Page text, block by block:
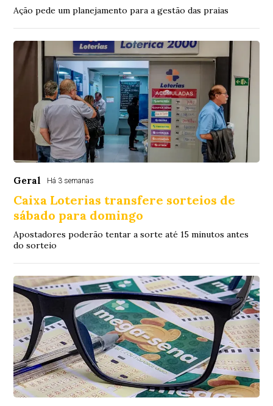
Ação pede um planejamento para a gestão das praias
Geral Há 3 semanas
Caixa Loterias transfere sorteios de
sábado para domingo
Apostadores poderão tentar a sorte até 15 minutos antes
do sorteio